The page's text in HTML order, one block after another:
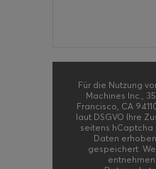
Für die Nutzung
Machines Inc.,
Francisco, CA
laut DSGVO Ihre
seitens
Daten
gespeichert.